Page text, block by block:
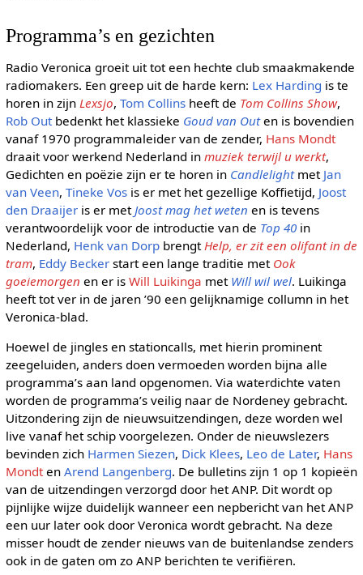
Programma’s en gezichten
Radio Veronica groeit uit tot een hechte club smaakmakende
radiomakers. Een greep uit de harde kern: Lex Harding is te
horen in zijn Lexsjo, Tom Collinsheeft de Tom Collins Show,
Rob Outbedenkt het klassieke Goud van Outen is bovendien
vanaf 1970 programmaleider van de zender, Hans Mondt
draait voor werkend Nederland in muziek terwijl u werkt,
Gedichten en poëzie zijn er te horen in Candlelightmet Jan
van Veen, Tineke Vosis er met het gezellige Koffietijd, Joost
den Draaijeris er metJoost mag het weten en is tevens
verantwoordelijk voor de introductie van de Top 40in
Nederland, Henk van DorpbrengtHelp, er zit een olifant in de
tram, Eddy Beckerstart een lange traditie met Ook
goeiemorgen en er is Will Luikinga met Will wil wel. Luikinga
heeft tot ver in de jaren ’90 een gelijknamige collumn in het
Veronica-blad.
Hoewel de jingles en stationcalls, met hierin prominent
zeegeluiden, anders doen vermoeden worden bijna alle
programma’s aan land opgenomen. Via waterdichte vaten
worden de programma’s veilig naar de Nordeney gebracht.
Uitzondering zijn de nieuwsuitzendingen, deze worden wel
live vanaf het schip voorgelezen. Onder de nieuwslezers
bevinden zich Harmen Siezen, Dick Klees, Leo de Later, Hans
Mondten Arend Langenberg. De bulletins zijn 1 op 1 kopieën
van de uitzendingen verzorgd door het ANP. Dit wordt op
pijnlijke wijze duidelijk wanneer een nepbericht van het ANP
een uur later ook door Veronica wordt gebracht. Na deze
misser houdt de zender nieuws van de buitenlandse zenders
ook in de gaten om zo ANP berichten te verifiëren.